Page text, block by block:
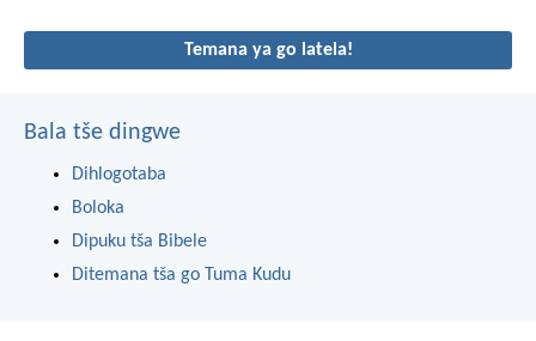
Temana ya go latela!
Bala tše dingwe
Dihlogotaba
Boloka
Dipuku tša Bibele
Ditemana tša go Tuma Kudu